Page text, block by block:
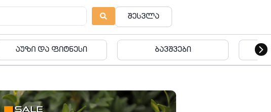
შესვლა
ბავშვები ბავშვები